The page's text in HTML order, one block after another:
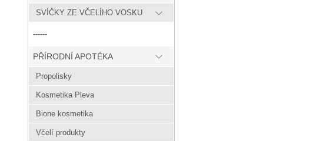
SVÍČKY ZE VČELÍHO VOSKU
------
PŘÍRODNÍ APOTÉKA
Propolisky
Kosmetika Pleva
Bione kosmetika
Včelí produkty